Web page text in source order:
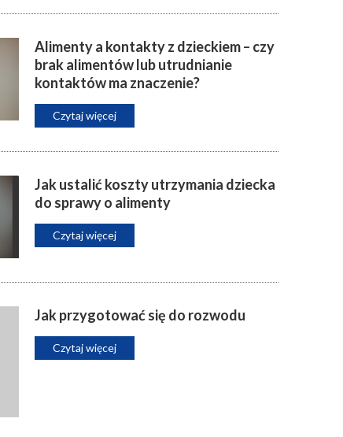
Alimenty a kontakty z dzieckiem – czy
brak alimentów lub utrudnianie
kontaktów ma znaczenie?
Czytaj więcej
Jak ustalić koszty utrzymania dziecka
do sprawy o alimenty
Czytaj więcej
Jak przygotować się do rozwodu
Czytaj więcej